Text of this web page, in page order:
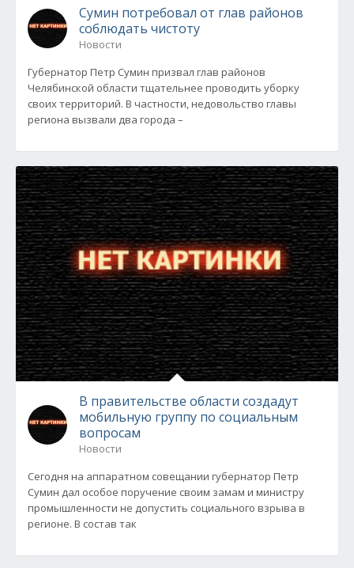
Сумин потребовал от глав районов
соблюдать чистоту
Новости
Губернатор Петр Сумин призвал глав районов
Челябинской области тщательнее проводить уборку
своих территорий. В частности, недовольство главы
региона вызвали два города –
В правительстве области создадут
мобильную группу по социальным
вопросам
Новости
Сегодня на аппаратном совещании губернатор Петр
Сумин дал особое поручение своим замам и министру
промышленности не допустить социального взрыва в
регионе. В состав так